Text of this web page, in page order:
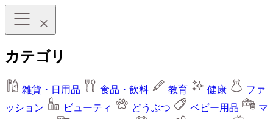
カテゴリ
雑貨・日用品 食品・飲料 教育 健康
ファ
ッション
ビューティ どうぶつ ベビー用品
マ